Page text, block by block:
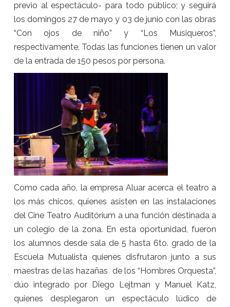
previo al espectáculo- para todo público; y seguirá
los domingos 27 de mayo y 03 de junio con las obras
“Con ojos de niño” y “Los Musiqueros”,
respectivamente. Todas las funciones tienen un valor
de la entrada de 150 pesos por persona.
Como cada año, la empresa Aluar acerca el teatro a
los más chicos, quienes asisten en las instalaciones
del Cine Teatro Auditórium a una función destinada a
un colegio de la zona. En esta oportunidad, fueron
los alumnos desde sala de 5 hasta 6to. grado de la
Escuela Mutualista quienes disfrutaron junto a sus
maestras de las hazañas de los “Hombres Orquesta”,
dúo integrado por Diego Lejtman y Manuel Katz,
quienes desplegaron un espectáculo lúdico de